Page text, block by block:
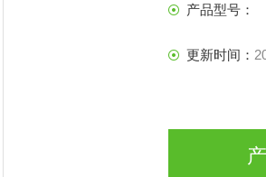
产品型号：
更新时间：